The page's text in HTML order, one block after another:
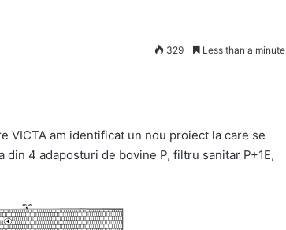
329 Less than a minute
VICTA am identificat un nou proiect la care se
4 adaposturi de bovine P, filtru sanitar P+1E,